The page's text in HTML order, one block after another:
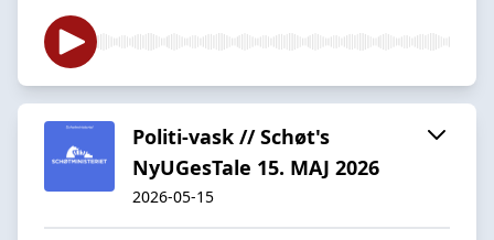
Politi-vask // Schøt's
NyUGesTale 15. MAJ 2026
2026-05-15